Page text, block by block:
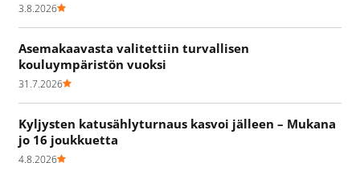
3.8.2026
Asemakaavasta valitettiin turvallisen
kouluympäristön vuoksi
31.7.2026
Kyljysten katusählyturnaus kasvoi jälleen – Mukana
jo 16 joukkuetta
4.8.2026